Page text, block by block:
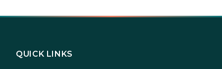
QUICK LINKS